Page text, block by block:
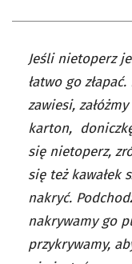
Jeśli nietoperz
łatwo go
zawiesi,
karton,
się nietoperz,
się też kawałek
nakryć.
nakrywamy go
przykrywamy,